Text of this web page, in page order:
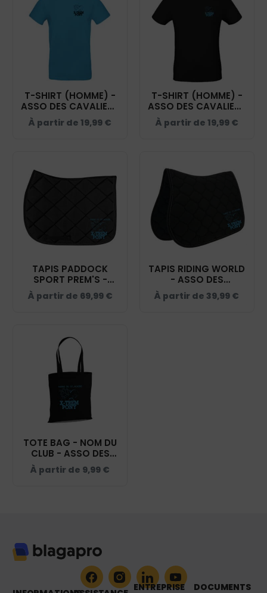
T-SHIRT (HOMME) -
ASSO DES CAVALIERS
DU ST ACAIRE -
ATOLL - BC03T
À partir de 19,99 €
T-SHIRT (HOMME) -
ASSO DES CAVALIERS
DU ST ACAIRE – NOIR
- #E150
À partir de 19,99 €
TAPIS PADDOCK
SPORT PREM'S -
ASSO DES CAVALIERS
DU ST ACAIRE - NOIR
À partir de 69,99 €
TAPIS RIDING WORLD
- ASSO DES
CAVALIERS DU ST
ACAIRE - NOIR -
À partir de 39,99 €
TOTE BAG - NOM DU
CLUB - ASSO DES
CAVALIERS DU ST
ACAIRE - NOIR -
À partir de 9,99 €
ENTREPRISE DOCUMENTS